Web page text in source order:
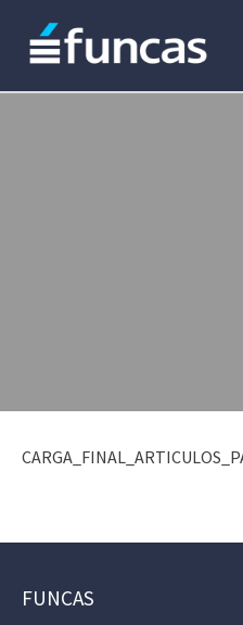
FUNCAS